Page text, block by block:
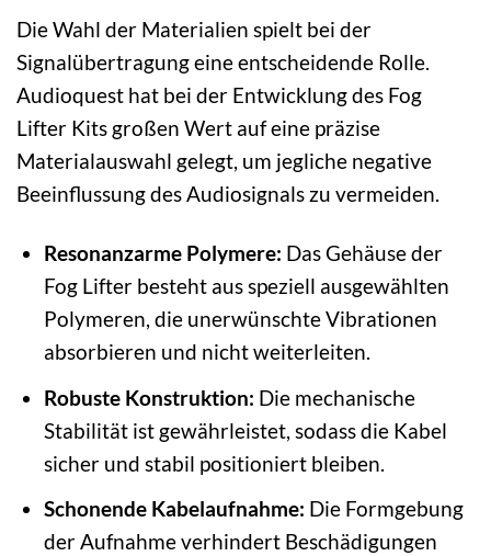
Die Wahl der Materialien spielt bei der
Signalübertragung eine entscheidende Rolle.
Audioquest hat bei der Entwicklung des Fog
Lifter Kits großen Wert auf eine präzise
Materialauswahl gelegt, um jegliche negative
Beeinflussung des Audiosignals zu vermeiden.
Resonanzarme Polymere: Das Gehäuse der
Fog Lifter besteht aus speziell ausgewählten
Polymeren, die unerwünschte Vibrationen
absorbieren und nicht weiterleiten.
Robuste Konstruktion: Die mechanische
Stabilität ist gewährleistet, sodass die Kabel
sicher und stabil positioniert bleiben.
Schonende Kabelaufnahme: Die Formgebung
der Aufnahme verhindert Beschädigungen